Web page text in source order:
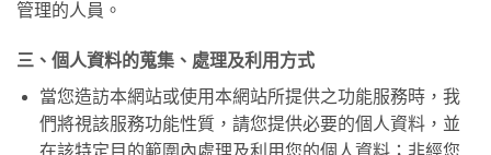
管理的人員。
三、個人資料的蒐集、處理及利用方式
當您造訪本網站或使用本網站所提供之功能服務時，我
們將視該服務功能性質，請您提供必要的個人資料，並